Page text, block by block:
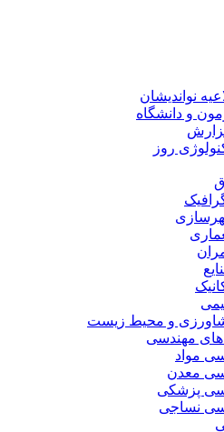
دانشگاه
روز
و محیط زیست
مهندسی